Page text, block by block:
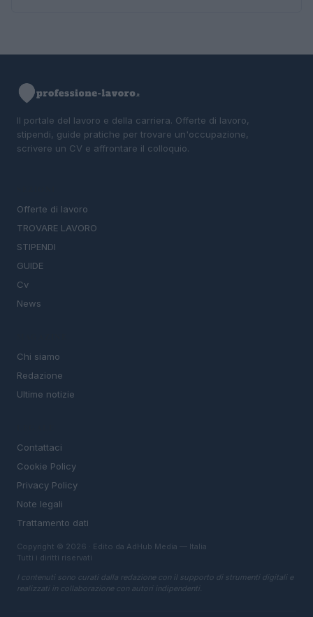
Il portale del lavoro e della carriera. Offerte di lavoro,
stipendi, guide pratiche per trovare un'occupazione,
scrivere un CV e affrontare il colloquio.
Offerte di lavoro
TROVARE LAVORO
STIPENDI
GUIDE
Cv
News
Chi siamo
Redazione
Ultime notizie
Contattaci
Cookie Policy
Privacy Policy
Note legali
Trattamento dati
Copyright © 2026 · Edito da AdHub Media — Italia
Tutti i diritti riservati
I contenuti sono curati dalla redazione con il supporto di strumenti digitali e
realizzati in collaborazione con autori indipendenti.